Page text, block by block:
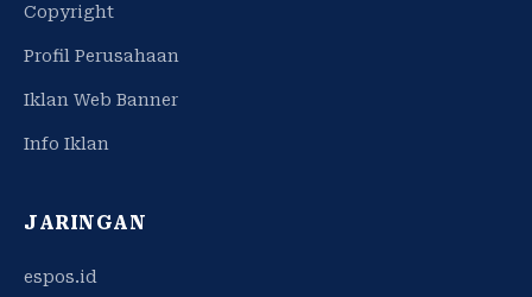
Copyright
Profil Perusahaan
Iklan Web Banner
Info Iklan
JARINGAN
espos.id